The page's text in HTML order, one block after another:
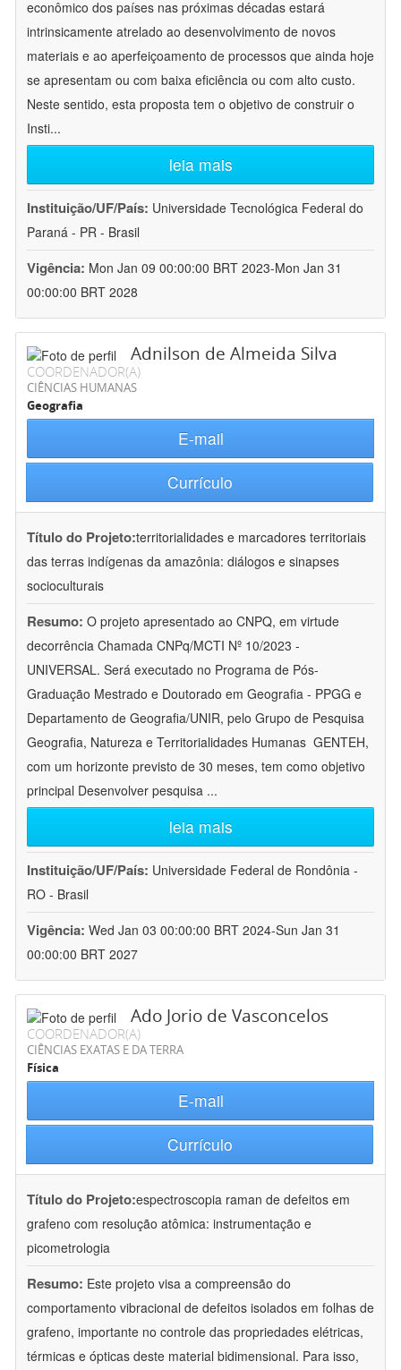
econômico dos países nas próximas décadas estará
intrinsicamente atrelado ao desenvolvimento de novos
materiais e ao aperfeiçoamento de processos que ainda hoje
se apresentam ou com baixa eficiência ou com alto custo.
Neste sentido, esta proposta tem o objetivo de construir o
Insti...
leia mais
Instituição/UF/País: Universidade Tecnológica Federal do
Paraná - PR - Brasil
Vigência: Mon Jan 09 00:00:00 BRT 2023-Mon Jan 31
00:00:00 BRT 2028
Adnilson de Almeida Silva
COORDENADOR(A)
CIÊNCIAS HUMANAS
Geografia
E-mail
Currículo
Título do Projeto:territorialidades e marcadores territoriais
das terras indígenas da amazônia: diálogos e sinapses
socioculturais
Resumo: O projeto apresentado ao CNPQ, em virtude
decorrência Chamada CNPq/MCTI Nº 10/2023 -
UNIVERSAL. Será executado no Programa de Pós-
Graduação Mestrado e Doutorado em Geografia - PPGG e
Departamento de Geografia/UNIR, pelo Grupo de Pesquisa
Geografia, Natureza e Territorialidades Humanas  GENTEH,
com um horizonte previsto de 30 meses, tem como objetivo
principal Desenvolver pesquisa ...
leia mais
Instituição/UF/País: Universidade Federal de Rondônia -
RO - Brasil
Vigência: Wed Jan 03 00:00:00 BRT 2024-Sun Jan 31
00:00:00 BRT 2027
Ado Jorio de Vasconcelos
COORDENADOR(A)
CIÊNCIAS EXATAS E DA TERRA
Física
E-mail
Currículo
Título do Projeto:espectroscopia raman de defeitos em
grafeno com resolução atômica: instrumentação e
picometrologia
Resumo: Este projeto visa a compreensão do
comportamento vibracional de defeitos isolados em folhas de
grafeno, importante no controle das propriedades elétricas,
térmicas e ópticas deste material bidimensional. Para isso,